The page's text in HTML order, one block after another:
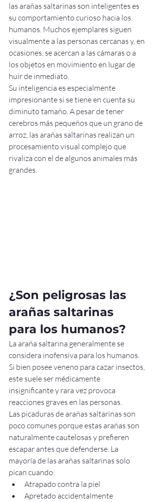
las arañas saltarinas son inteligentes es
su comportamiento curioso hacia los
humanos. Muchos ejemplares siguen
visualmente a las personas cercanas y, en
ocasiones, se acercan a las cámaras o a
los objetos en movimiento en lugar de
huir de inmediato.
Su inteligencia es especialmente
impresionante si se tiene en cuenta su
diminuto tamaño. A pesar de tener
cerebros más pequeños que un grano de
arroz, las arañas saltarinas realizan un
procesamiento visual complejo que
rivaliza con el de algunos animales más
grandes.
¿Son peligrosas las
arañas saltarinas
para los humanos?
La araña saltarina generalmente se
considera inofensiva para los humanos.
Si bien posee veneno para cazar insectos,
este suele ser médicamente
insignificante y rara vez provoca
reacciones graves en las personas.
Las picaduras de arañas saltarinas son
poco comunes porque estas arañas son
naturalmente cautelosas y prefieren
escapar antes que defenderse. La
mayoría de las arañas saltarinas solo
pican cuando:
Atrapado contra la piel
Apretado accidentalmente